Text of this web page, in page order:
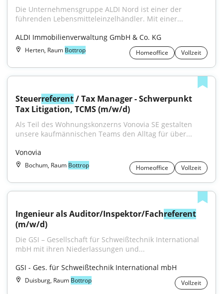
Die Unternehmensgruppe ALDI Nord ist einer der
führenden Lebensmitteleinzelhändler. Mit einer...
ALDI Immobilienverwaltung GmbH & Co. KG
Herten, Raum Bottrop Homeoffice Vollzeit
Steuerreferent / Tax Manager - Schwerpunkt
Tax Litigation, TCMS (m/w/d)
Als Teil des Wohnungskonzerns Vonovia SE gestalten
unsere kaufmännischen Teams den Alltag für über...
Vonovia
Bochum, Raum Bottrop Homeoffice Vollzeit
Ingenieur als Auditor/Inspektor/Fachreferent
(m/w/d)
Die GSI – Gesellschaft für Schweißtechnik International
mbH mit ihren Niederlassungen und...
GSI - Ges. für Schweißtechnik International mbH
Duisburg, Raum Bottrop Vollzeit